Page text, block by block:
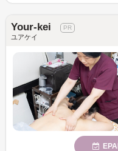
Your-kei
ユアケイ